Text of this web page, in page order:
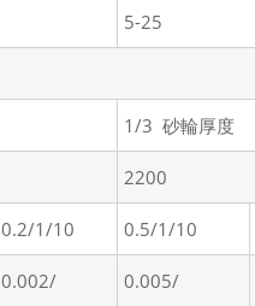
5-25
1/3 砂輪厚度
2200
0.2/1/10 0.5/1/10
0.002/
0.005/